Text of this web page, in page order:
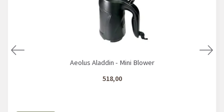
Aeolus Aladdin - Mini Blower
518,00